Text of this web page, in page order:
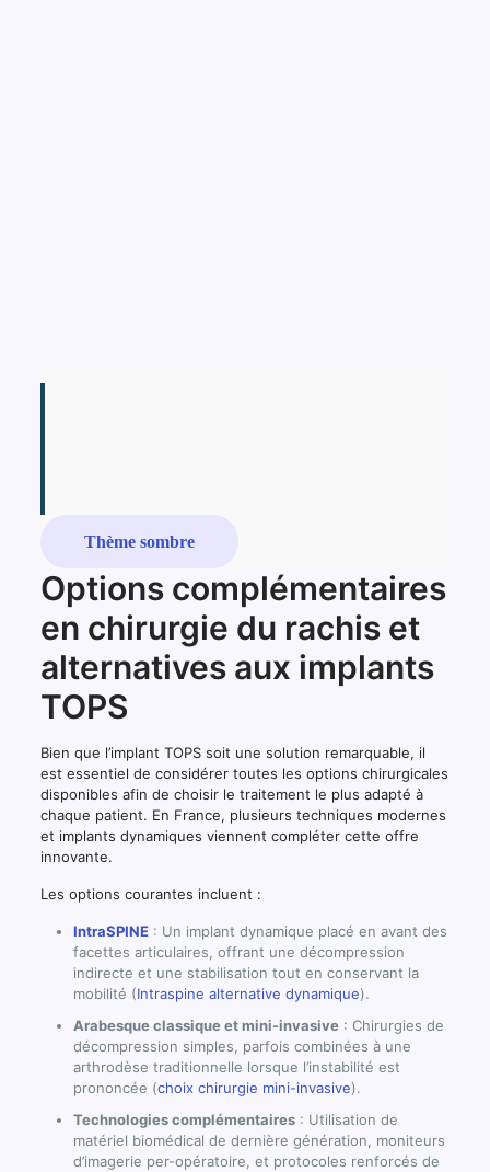
Thème sombre
Options complémentaires
en chirurgie du rachis et
alternatives aux implants
TOPS
Bien que l’implant TOPS soit une solution remarquable, il
est essentiel de considérer toutes les options chirurgicales
disponibles afin de choisir le traitement le plus adapté à
chaque patient. En France, plusieurs techniques modernes
et implants dynamiques viennent compléter cette offre
innovante.
Les options courantes incluent :
IntraSPINE: Un implant dynamique placé en avant des
facettes articulaires, offrant une décompression
indirecte et une stabilisation tout en conservant la
mobilité (Intraspine alternative dynamique).
Arabesque classique et mini-invasive: Chirurgies de
décompression simples, parfois combinées à une
arthrodèse traditionnelle lorsque l’instabilité est
prononcée (choix chirurgie mini-invasive).
Technologies complémentaires: Utilisation de
matériel biomédical de dernière génération, moniteurs
d’imagerie per-opératoire, et protocoles renforcés de